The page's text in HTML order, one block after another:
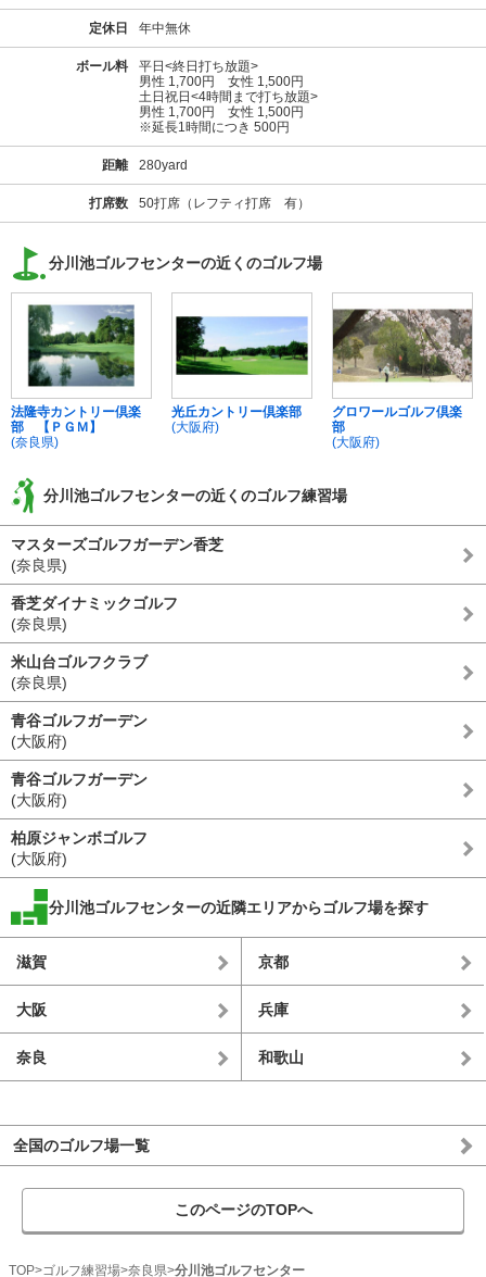
定休日 年中無休
ボール料
平日<終日打ち放題>
男性 1,700円 女性 1,500円
土日祝日<4時間まで打ち放題>
男性 1,700円 女性 1,500円
※延長1時間につき 500円
距離 280yard
打席数 50打席（レフティ打席 有）
分川池ゴルフセンターの近くのゴルフ場
法隆寺カントリー倶楽
部 【ＰＧＭ】
(奈良県)
光丘カントリー倶楽部
(大阪府)
グロワールゴルフ倶楽
部
(大阪府)
分川池ゴルフセンターの近くのゴルフ練習場
マスターズゴルフガーデン香芝
(奈良県)
香芝ダイナミックゴルフ
(奈良県)
米山台ゴルフクラブ
(奈良県)
青谷ゴルフガーデン
(大阪府)
青谷ゴルフガーデン
(大阪府)
柏原ジャンボゴルフ
(大阪府)
分川池ゴルフセンターの近隣エリアからゴルフ場を探す
滋賀 京都
大阪 兵庫
奈良 和歌山
全国のゴルフ場一覧
このページのTOPへ
TOP ゴルフ練習場 奈良県 分川池ゴルフセンター